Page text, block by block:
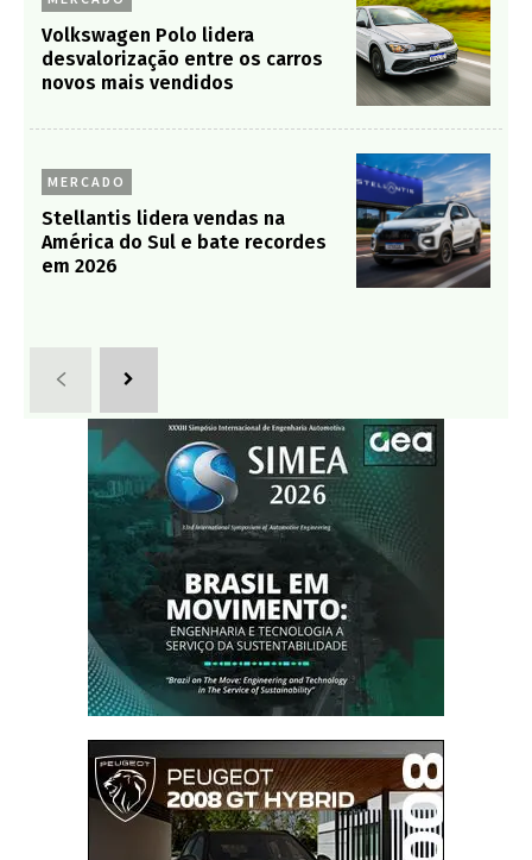
Volkswagen Polo lidera
desvalorização entre os carros
novos mais vendidos
MERCADO
Stellantis lidera vendas na
América do Sul e bate recordes
em 2026